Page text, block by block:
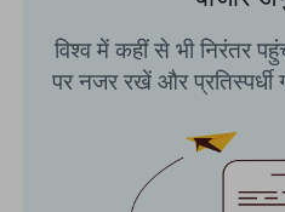
विश्व में कहीं से भी निरंतर
पर नजर रखें और प्रतिस्पर्धी